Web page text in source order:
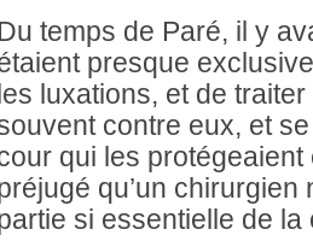
Du temps de Paré, il y
presque
luxations, et de
contre eux, et
qui les protégeaient
qu’un
si essentielle de la